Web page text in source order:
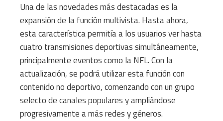
Una de las novedades más destacadas es la
expansión de la función multivista. Hasta ahora,
esta característica permitía a los usuarios ver hasta
cuatro transmisiones deportivas simultáneamente,
principalmente eventos como la NFL. Con la
actualización, se podrá utilizar esta función con
contenido no deportivo, comenzando con un grupo
selecto de canales populares y ampliándose
progresivamente a más redes y géneros.